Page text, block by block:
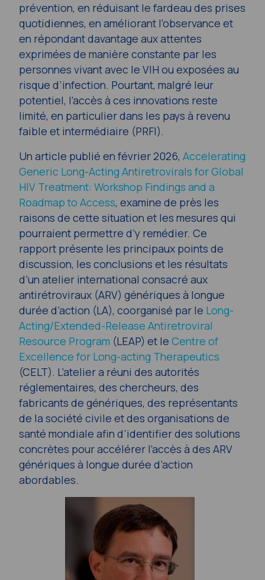
prévention, en réduisant le fardeau des prises
quotidiennes, en améliorant l’observance et
en répondant davantage aux attentes
exprimées de manière constante par les
personnes vivant avec le VIH ou exposées au
risque d’infection. Pourtant, malgré leur
potentiel, l’accès à ces innovations reste
limité, en particulier dans les pays à revenu
faible et intermédiaire (PRFI).
Un article publié en février 2026, Accelerating
Generic Long-Acting Antiretrovirals for Global
HIV Treatment: Workshop Findings and a
Roadmap to Access, examine de près les
raisons de cette situation et les mesures qui
pourraient permettre d’y remédier. Ce
rapport présente les principaux points de
discussion, les conclusions et les résultats
d’un atelier international consacré aux
antirétroviraux (ARV) génériques à longue
durée d’action (LA), coorganisé par le Long-
Acting/Extended-Release Antiretroviral
Resource Program (LEAP) et le Centre of
Excellence for Long-acting Therapeutics
(CELT). L’atelier a réuni des autorités
réglementaires, des chercheurs, des
fabricants de génériques, des représentants
de la société civile et des organisations de
santé mondiale afin d’identifier des solutions
concrètes pour accélérer l’accès à des ARV
génériques à longue durée d’action
abordables.